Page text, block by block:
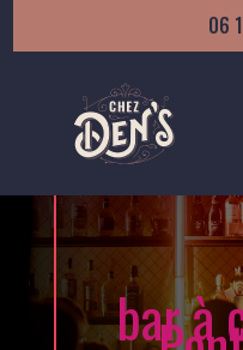
06
bar à